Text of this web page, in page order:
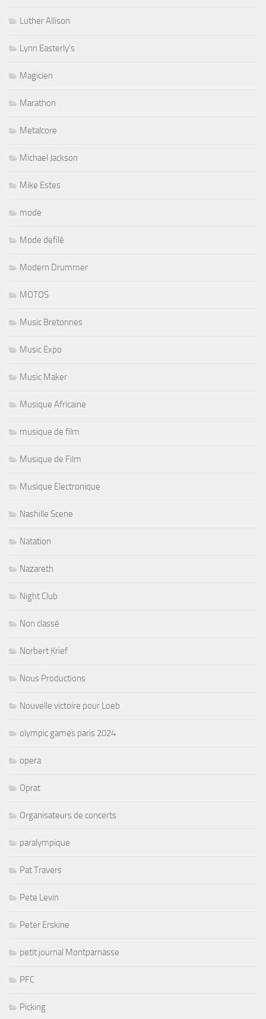
Luther Allison
Lynn Easterly's
Magicien
Marathon
Metalcore
Michael Jackson
Mike Estes
mode
Mode defilé
Modern Drummer
MOTOS
Music Bretonnes
Music Expo
Music Maker
Musique Africaine
musique de film
Musique de Film
Musique Electronique
Nashille Scene
Natation
Nazareth
Night Club
Non classé
Norbert Krief
Nous Productions
Nouvelle victoire pour Loeb
olympic games paris 2024
opera
Oprat
Organisateurs de concerts
paralympique
Pat Travers
Pete Levin
Peter Erskine
petit journal Montparnasse
PFC
Picking